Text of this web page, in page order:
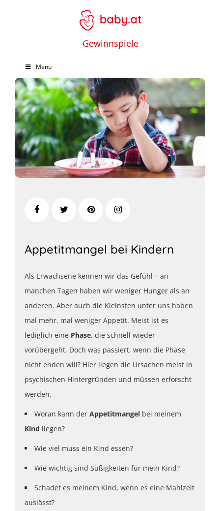
Gewinnspiele
Menu
Appetitmangel bei Kindern
Als Erwachsene kennen wir das Gefühl – an
manchen Tagen haben wir weniger Hunger als an
anderen. Aber auch die Kleinsten unter uns haben
mal mehr, mal weniger Appetit. Meist ist es
lediglich eine Phase, die schnell wieder
vorübergeht. Doch was passiert, wenn die Phase
nicht enden will? Hier liegen die Ursachen meist in
psychischen Hintergründen und müssen erforscht
werden.
Woran kann der Appetitmangel bei meinem
Kind liegen?
Wie viel muss ein Kind essen?
Wie wichtig sind Süßigkeiten für mein Kind?
Schadet es meinem Kind, wenn es eine Mahlzeit
auslässt?